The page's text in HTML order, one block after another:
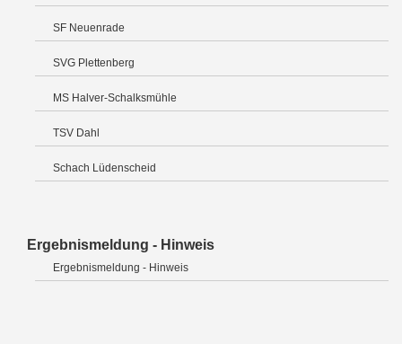
SF Neuenrade
SVG Plettenberg
MS Halver-Schalksmühle
TSV Dahl
Schach Lüdenscheid
Ergebnismeldung - Hinweis
Ergebnismeldung - Hinweis